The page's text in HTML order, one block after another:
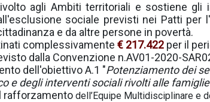
agli Ambiti territoriali e sostiene
sociale previsti nei Patti per
e da altre persone in povertà.
complessivamente € 217.422 per il
dalla Convenzione n.AV01-2020-
dell'obiettivo A.1 "Potenziamento dei
e degli interventi sociali rivolti alle
rafforzamento dell’Equipe Multidisciplinare e